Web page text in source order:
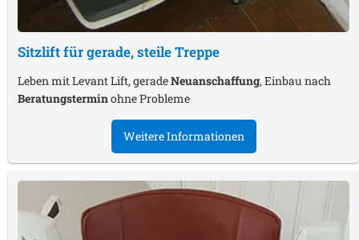
Sitzlift für gerade, steile Treppe
Leben mit Levant Lift, geradeNeuanschaffung, Einbau nach
Beratungsterminohne Probleme
Weitere Informationen